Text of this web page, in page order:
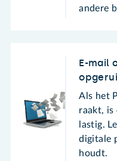
andere
E-mail
Als het
raakt, is
lastig.
digitale
houdt.